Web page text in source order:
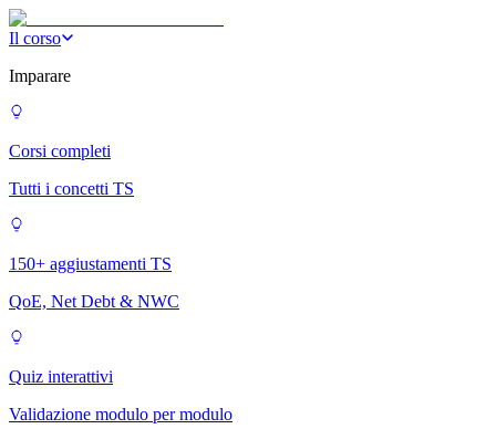
Il corso
Imparare
Corsi completi
Tutti i concetti TS
150+ aggiustamenti TS
QoE, Net Debt & NWC
Quiz interattivi
Validazione modulo per modulo